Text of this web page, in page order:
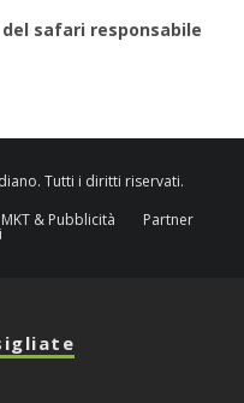
safari responsabile
Tutti i diritti riservati.
MKT & Pubblicità Partner